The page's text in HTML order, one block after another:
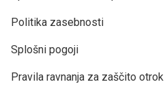
Politika zasebnosti
Splošni pogoji
Pravila ravnanja za zaščito otrok